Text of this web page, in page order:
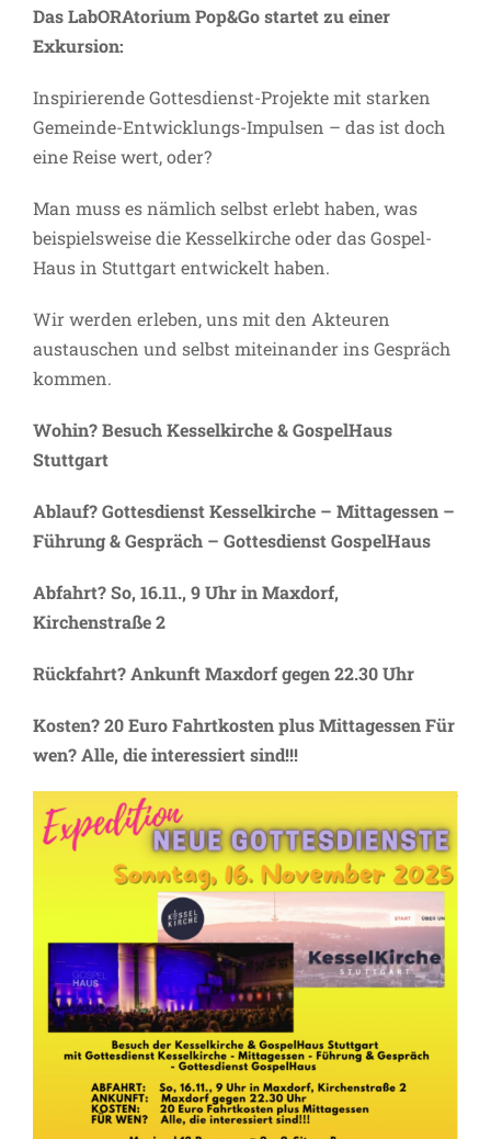
Das LabORAtorium Pop&Go startet zu einer
Exkursion:
Inspirierende Gottesdienst-Projekte mit starken
Gemeinde-Entwicklungs-Impulsen – das ist doch
eine Reise wert, oder?
Man muss es nämlich selbst erlebt haben, was
beispielsweise die Kesselkirche oder das Gospel-
Haus in Stuttgart entwickelt haben.
Wir werden erleben, uns mit den Akteuren
austauschen und selbst miteinander ins Gespräch
kommen.
Wohin?Besuch Kesselkirche & GospelHaus
Stuttgart
Ablauf?Gottesdienst Kesselkirche – Mittagessen –
Führung & Gespräch – Gottesdienst GospelHaus
Abfahrt?So, 16.11., 9 Uhr in Maxdorf,
Kirchenstraße 2
Rückfahrt?Ankunft Maxdorf gegen 22.30 Uhr
Kosten?20 Euro Fahrtkosten plus Mittagessen Für
wen? Alle, die interessiert sind!!!